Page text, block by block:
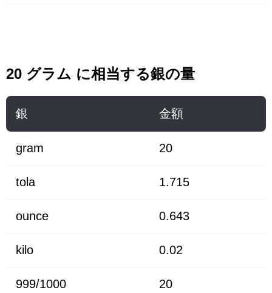
20 グラム に相当する銀の量
銀 金額
gram 20
tola 1.715
ounce 0.643
kilo 0.02
999/1000 20